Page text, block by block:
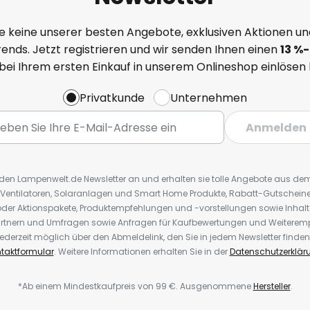
keine unserer besten Angebote, exklusiven Aktionen
Jetzt registrieren und wir senden Ihnen einen13 %
Ihrem ersten Einkauf in unserem Onlineshop
Privatkunde
Unternehmen
Anmelden
Lampenwelt.de Newsletter an und erhalten sie tolle Angebote aus
Solaranlagen und Smart Home Produkte, Rabatt-
Aktionspakete, Produktempfehlungen und -vorstellungen sowie
und Umfragen sowie Anfragen für Kaufbewertungen und
möglich über den Abmeldelink, den Sie in jedem Newsletter
. Weitere Informationen erhalten Sie in der
*Ab einem Mindestkaufpreis von 99 €. AusgenommeneHersteller.